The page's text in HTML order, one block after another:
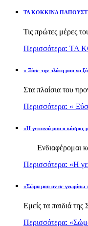
TA KOKKINA
Τις πρώτες μέρες
Περισσότερα:
« Ξύσε την πλάτη μου να
Στα πλαίσια του
Περισσότερα: «
«Η γειτονιά μου ο κόσμος
Ενδιαφέρομαι
Περισσότερα: «Η
«Σώμα μου αν σε γνωρίσω
Εμείς τα παιδιά
Περισσότερα: